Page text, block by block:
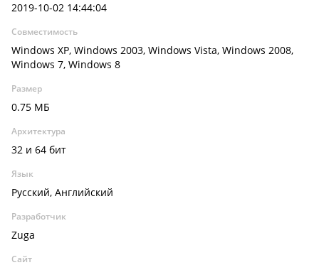
2019-10-02 14:44:04
Совместимость
Windows XP, Windows 2003, Windows Vista, Windows 2008,
Windows 7, Windows 8
Размер
0.75 МБ
Архитектура
32 и 64 бит
Язык
Русский, Английский
Разработчик
Zuga
Сайт